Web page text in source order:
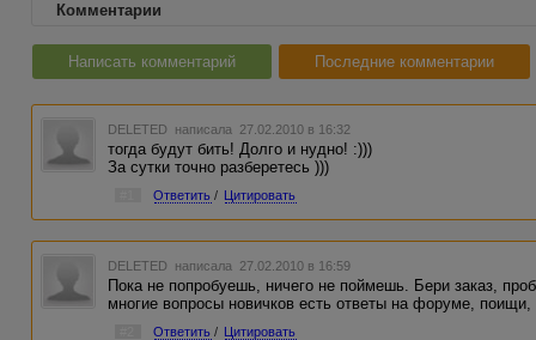
Комментарии
Написать комментарий Последние комментарии
DELETED написала 27.02.2010 в 16:32
тогда будут бить! Долго и нудно! :)))
За сутки точно разберетесь )))
Ответить / Цитировать
DELETED написала 27.02.2010 в 16:59
Пока не попробуешь, ничего не поймешь. Бери заказ,
многие вопросы новичков есть ответы на форуме,
Ответить / Цитировать